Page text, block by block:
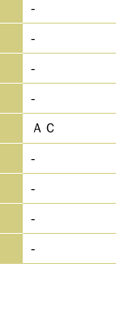
-
-
-
-
ＡＣ
-
-
-
-